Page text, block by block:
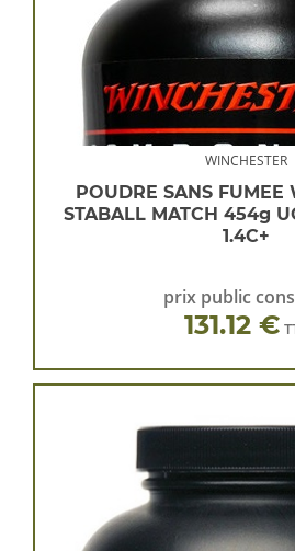
WINCHESTER
POUDRE SANS FUMEE
STABALL MATCH 454g
1.4C+
prix public
131.12 €